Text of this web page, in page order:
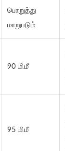
பொறுத்து
மாறுபடும்
90 மிமீ
95 மிமீ